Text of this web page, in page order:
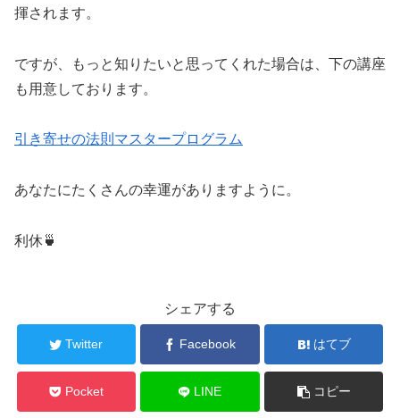
揮されます。
ですが、もっと知りたいと思ってくれた場合は、下の講座
も用意しております。
引き寄せの法則マスタープログラム
あなたにたくさんの幸運がありますように。
利休🍵
シェアする
Twitter Facebook はてブ
Pocket LINE コピー